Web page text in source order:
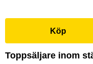
Köp
Toppsäljare inom